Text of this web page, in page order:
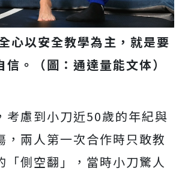
心以安全教學為主，就是要
。（圖：通達量能文体）
考慮到小刀近50歲的年紀與
兩人第一次合作時只敢教
側空翻」， 當時小刀驚人